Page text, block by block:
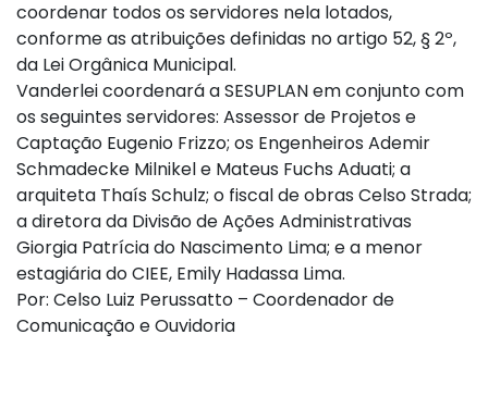
coordenar todos os servidores nela lotados,
conforme as atribuições definidas no artigo 52, § 2º,
da Lei Orgânica Municipal.
Vanderlei coordenará a SESUPLAN em conjunto com
os seguintes servidores: Assessor de Projetos e
Captação Eugenio Frizzo; os Engenheiros Ademir
Schmadecke Milnikel e Mateus Fuchs Aduati; a
arquiteta Thaís Schulz; o fiscal de obras Celso Strada;
a diretora da Divisão de Ações Administrativas
Giorgia Patrícia do Nascimento Lima; e a menor
estagiária do CIEE, Emily Hadassa Lima.
Por: Celso Luiz Perussatto – Coordenador de
Comunicação e Ouvidoria